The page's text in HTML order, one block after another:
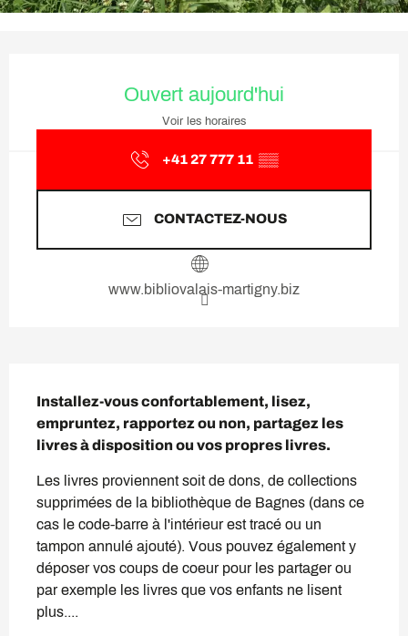
Ouvert aujourd'hui
Voir les horaires
+41 27 777 11 ▒▒
CONTACTEZ-NOUS
www.bibliovalais-martigny.biz
Installez-vous confortablement, lisez,
empruntez, rapportez ou non, partagez les
livres à disposition ou vos propres livres.
Les livres proviennent soit de dons, de collections
supprimées de la bibliothèque de Bagnes (dans ce
cas le code-barre à l'intérieur est tracé ou un
tampon annulé ajouté). Vous pouvez également y
déposer vos coups de coeur pour les partager ou
par exemple les livres que vos enfants ne lisent
plus....